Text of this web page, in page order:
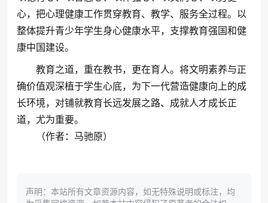
心，把心理健康工作贯穿教育、教学、服务全过程。以
整体提升青少年学生身心健康水平，支撑教育强国和健
康中国建设。
教育之道，重在教书，更在育人。将文明素养与正
确价值观深植于学生心底，为下一代营造健康向上的成
长环境，对铺就教育长远发展之路、成就人才成长正
道，尤为重要。
（作者：马驰原）
声明：本站所有文章资源内容，如无特殊说明或标注，均